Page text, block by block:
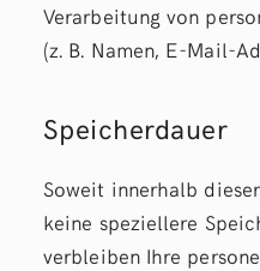
Verarbeitung von
(z. B. Namen, E-Mail-
Speicherdauer
Soweit innerhalb
keine speziellere
verbleiben Ihre